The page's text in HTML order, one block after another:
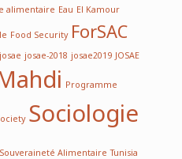
alimentaire Eau El Kamour
Food Security ForSAC
josae josae-2018 josae2019JOSAE
Programme
Sociologie
Souveraineté Alimentaire Tunisia